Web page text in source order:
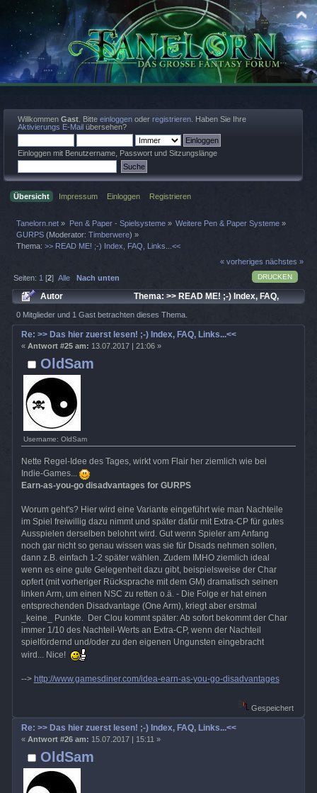
Willkommen Gast . Bitte einloggen oder registrieren . Haben Sie Ihre
Aktivierungs E-Mail übersehen?
Einloggen mit Benutzername, Passwort und Sitzungslänge
Übersicht Impressum Einloggen Registrieren
Tanelorn.net » Pen & Paper - Spielsysteme» Weitere Pen & Paper Systeme »
GURPS (Moderator:Timberwere) »
Thema:>> READ ME! ;-) Index, FAQ, Links...<<
« vorheriges nächstes »
DRUCKEN
Seiten: 1 [2]Alle Nach unten
Autor
Thema: >> READ ME! ;-) Index, FAQ,
Links...<< (Gelesen 35763 mal)
0 Mitglieder und 1 Gast betrachten dieses Thema.
OldSam
Username: OldSam
Re: >> Das hier zuerst lesen! ;-) Index, FAQ, Links...<<
« Antwort #25 am: 13.07.2017 | 21:06 »
Nette Regel-Idee des Tages, wirkt vom Flair her ziemlich wie bei
Indie-Games...
Earn-as-you-go disadvantages for GURPS
Worum geht's? Hier wird eine Variante eingeführt wie man Nachteile
im Spiel freiwillig dazu nimmt und später dafür mit Extra-CP für gutes
Ausspielen derselben belohnt wird. Gut wenn Spieler am Anfang
noch gar nicht so genau wissen was sie für Disads nehmen sollen,
dann z.B. einfach 1-2 später wählen. Zudem IMHO ziemlich ideal
wenn es eine gute Gelegenheit dazu gibt, beispielsweise der Char
opfert (mit vorheriger Rücksprache mit dem GM) dramatisch seinen
linken Arm, um einen NSC zu retten o.ä. - Die Folge er hat einen
entsprechenden Disadvantage (One Arm), kriegt aber erstmal
_keine_ Punkte. Der Clou kommt später: Ab sofort bekommt der Char
immer 1/10 des Nachteil-Werts an Extra-CP, wenn der Nachteil
spielfördernd und/oder zu den eigenen Ungunsten eingebracht
wird... Nice!
--> http://www.gamesdiner.com/idea-earn-as-you-go-disadvantages
Gespeichert
OldSam
Re: >> Das hier zuerst lesen! ;-) Index, FAQ, Links...<<
« Antwort #26 am: 15.07.2017 | 15:11 »